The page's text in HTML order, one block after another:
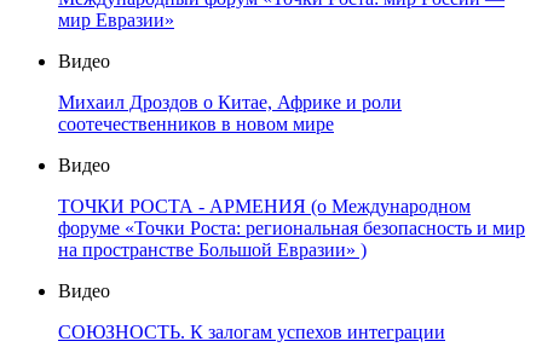
мир Евразии»
Видео
Михаил Дроздов о Китае, Африке и роли
соотечественников в новом мире
Видео
ТОЧКИ РОСТА - АРМЕНИЯ (о Международном
форуме «Точки Роста: региональная безопасность и мир
на пространстве Большой Евразии» )
Видео
СОЮЗНОСТЬ. К залогам успехов интеграции